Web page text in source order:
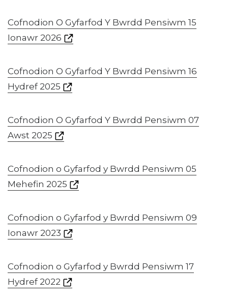
Cofnodion O Gyfarfod Y Bwrdd Pensiwm 15
Ionawr 2026
Cofnodion O Gyfarfod Y Bwrdd Pensiwm 16
Hydref 2025
Cofnodion O Gyfarfod Y Bwrdd Pensiwm 07
Awst 2025
Cofnodion o Gyfarfod y Bwrdd Pensiwm 05
Mehefin 2025
Cofnodion o Gyfarfod y Bwrdd Pensiwm 09
Ionawr 2023
Cofnodion o Gyfarfod y Bwrdd Pensiwm 17
Hydref 2022